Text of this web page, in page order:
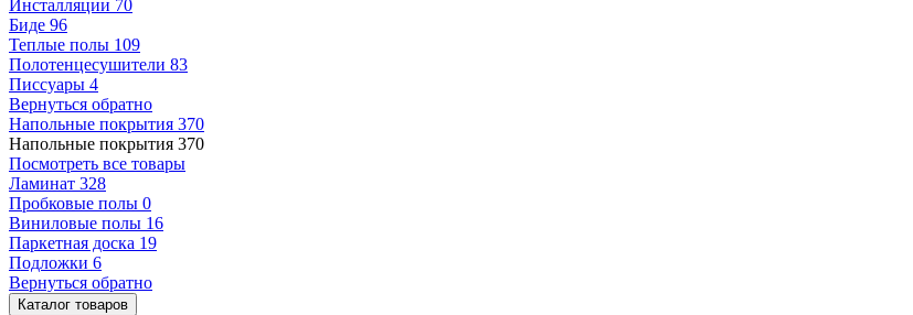
Инсталляции 70
Биде 96
Теплые полы 109
Полотенцесушители 83
Писсуары 4
Вернуться обратно
Напольные покрытия 370
Напольные покрытия 370
Посмотреть все товары
Ламинат 328
Пробковые полы 0
Виниловые полы 16
Паркетная доска 19
Подложки 6
Вернуться обратно
Каталог товаров